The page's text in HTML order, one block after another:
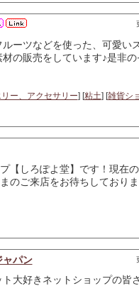
ーツなどを使った、可愛い
の販売をしています♪是非
ー、アクセサリー] [粘土] [雑貨シ
【しろぽよ堂】です！現在
のご来店をお待ちしており
ャパン
大好きネットショップの皆